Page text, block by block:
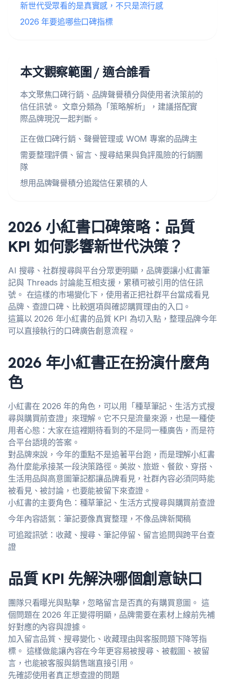
新世代受眾看的是真實感，不只是流行感
2026 年要追哪些口碑指標
本文觀察範圍 / 適合誰看
本文聚焦口碑行銷、品牌聲譽積分與使用者決策前的
信任訊號。 文章分類為「策略解析」，建議搭配實
際品牌現況一起判斷。
正在做口碑行銷、聲譽管理或 WOM 專案的品牌主
需要整理評價、留言、搜尋結果與負評風險的行銷團
隊
想用品牌聲譽積分追蹤信任累積的人
2026 小紅書口碑策略：品質
KPI 如何影響新世代決策？
AI 搜尋、社群搜尋與平台分眾更明顯，品牌要讓小紅書筆
記與 Threads 討論能互相支援，累積可被引用的信任訊
號。 在這樣的市場變化下，使用者正把社群平台當成看見
品牌、查證口碑、比較選項與確認購買理由的入口。
這篇以 2026 年小紅書的品質 KPI 為切入點，整理品牌今年
可以直接執行的口碑廣告創意流程。
2026 年小紅書正在扮演什麼角
色
小紅書在 2026 年的角色，可以用「種草筆記、生活方式搜
尋與購買前查證」來理解。它不只是流量來源，也是一種使
用者心態：大家在這裡期待看到的不是同一種廣告，而是符
合平台語境的答案。
對品牌來說，今年的重點不是追著平台跑，而是理解小紅書
為什麼能承接某一段決策路徑。美妝、旅遊、餐飲、穿搭、
生活用品與高意圖筆記都讓品牌看見，社群內容必須同時能
被看見、被討論，也要能被留下來查證。
小紅書的主要角色：種草筆記、生活方式搜尋與購買前查證
今年內容語氣：筆記要像真實整理，不像品牌新聞稿
可追蹤訊號：收藏、搜尋、筆記停留、留言追問與跨平台查
證
品質 KPI 先解決哪個創意缺口
團隊只看曝光與點擊，忽略留言是否真的有購買意圖。 這
個問題在 2026 年正變得明顯，品牌需要在素材上線前先補
好對應的內容與證據。
加入留言品質、搜尋變化、收藏理由與客服問題下降等指
標。 這樣做能讓內容在今年更容易被搜尋、被截圖、被留
言，也能被客服與銷售端直接引用。
先確認使用者真正想查證的問題